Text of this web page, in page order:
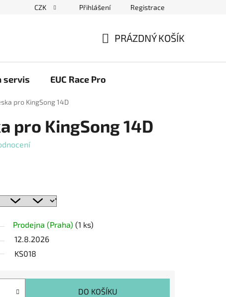
Blog elektrovozítka Obchodní podmínky
CZK Přihlášení Registrace
PRÁZDNÝ KOŠÍK
servis EUC Race Pro
pro KingSong 14D
pro KingSong 14D
Prodejna (Praha) (1 ks)
12.8.2026
KS018
DO KOŠÍKU